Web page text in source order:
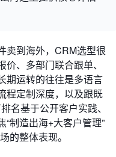
卖到海外，CRM选型很
、多部门联合跟单、
期运转的往往是多语言
程定制深度，以及跟既
名基于公开客户实践、
制造出海+大客户管理”
的整体表现。